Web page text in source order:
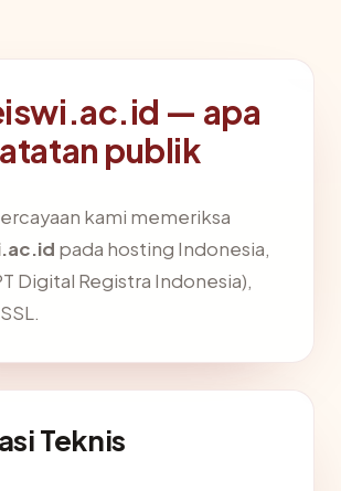
— apa
publik
kami memeriksa
pada hosting Indonesia,
Digital Registra Indonesia),
Teknis